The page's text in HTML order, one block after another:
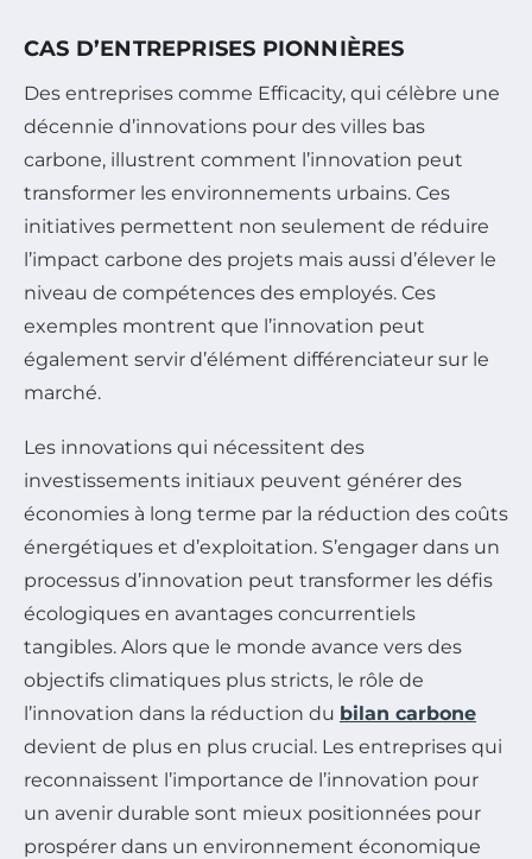
CAS D’ENTREPRISES PIONNIÈRES
Des entreprises comme Efficacity, qui célèbre une
décennie d’innovations pour des villes bas
carbone, illustrent comment l’innovation peut
transformer les environnements urbains. Ces
initiatives permettent non seulement de réduire
l’impact carbone des projets mais aussi d’élever le
niveau de compétences des employés. Ces
exemples montrent que l’innovation peut
également servir d’élément différenciateur sur le
marché.
Les innovations qui nécessitent des
investissements initiaux peuvent générer des
économies à long terme par la réduction des coûts
énergétiques et d’exploitation. S’engager dans un
processus d’innovation peut transformer les défis
écologiques en avantages concurrentiels
tangibles. Alors que le monde avance vers des
objectifs climatiques plus stricts, le rôle de
l’innovation dans la réduction du bilan carbone
devient de plus en plus crucial. Les entreprises qui
reconnaissent l’importance de l’innovation pour
un avenir durable sont mieux positionnées pour
prospérer dans un environnement économique